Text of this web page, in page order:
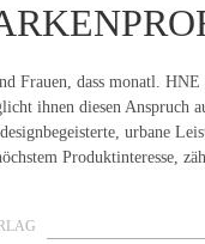
Frauen, dass monatl. HNE
ihnen diesen Anspruch
urbane
Produktinteresse,